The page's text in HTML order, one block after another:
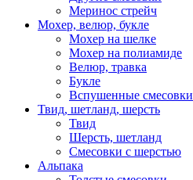
Меринос стрейч
Мохер, велюр, букле
Мохер на шелке
Мохер на полиамиде
Велюр, травка
Букле
Вспушенные смесовки
Твид, шетланд, шерсть
Твид
Шерсть, шетланд
Смесовки с шерстью
Альпака